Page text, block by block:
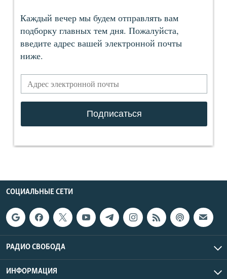
СОЦИАЛЬНЫЕ СЕТИ
РАДИО СВОБОДА
ИНФОРМАЦИЯ